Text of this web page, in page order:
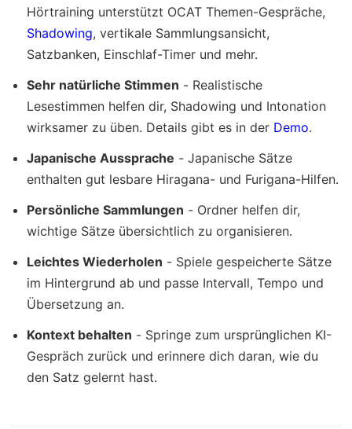
Hörtraining unterstützt OCAT Themen-Gespräche,
Shadowing, vertikale Sammlungsansicht,
Satzbanken, Einschlaf-Timer und mehr.
Sehr natürliche Stimmen - Realistische
Lesestimmen helfen dir, Shadowing und Intonation
wirksamer zu üben. Details gibt es in der Demo.
Japanische Aussprache - Japanische Sätze
enthalten gut lesbare Hiragana- und Furigana-Hilfen.
Persönliche Sammlungen - Ordner helfen dir,
wichtige Sätze übersichtlich zu organisieren.
Leichtes Wiederholen - Spiele gespeicherte Sätze
im Hintergrund ab und passe Intervall, Tempo und
Übersetzung an.
Kontext behalten - Springe zum ursprünglichen KI-
Gespräch zurück und erinnere dich daran, wie du
den Satz gelernt hast.